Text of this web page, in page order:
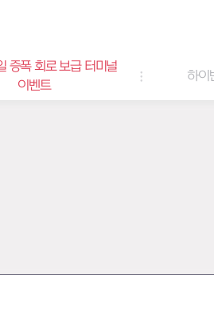
하이반의 엑사스케일 패스